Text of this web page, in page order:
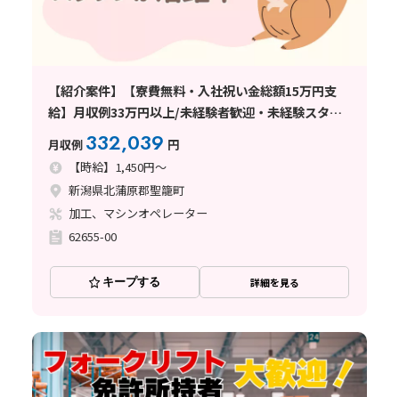
【紹介案件】【寮費無料・入社祝い金総額15万円支
給】月収例33万円以上/未経験者歓迎・未経験スター
ト多数活躍中/20代～50代活躍中/交通費支給（規定あ
り）/日払い・週払い制度あり
月収例 332,039 円
【時給】1,450円～
新潟県北蒲原郡聖籠町
加工、マシンオペレーター
62655-00
キープする 詳細を見る